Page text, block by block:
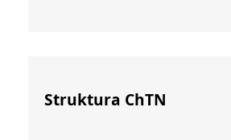
Struktura ChTN